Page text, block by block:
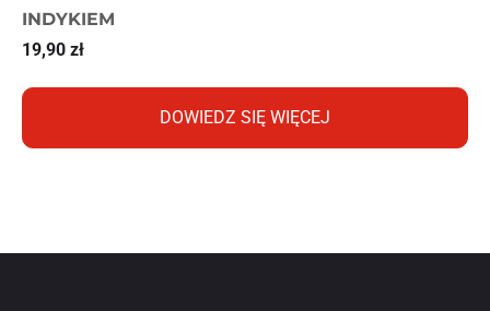
INDYKIEM
19,90 zł
DOWIEDZ SIĘ WIĘCEJ